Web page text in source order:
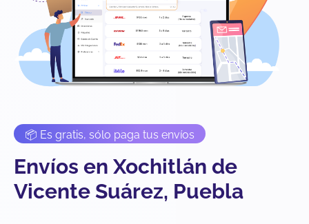
📦 Es gratis, sólo paga tus envíos
Envíos en Xochitlán de
Vicente Suárez, Puebla